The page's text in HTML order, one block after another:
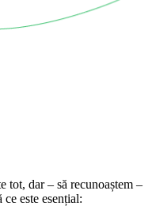
tot, dar – să recunoaștem –
este esențial: